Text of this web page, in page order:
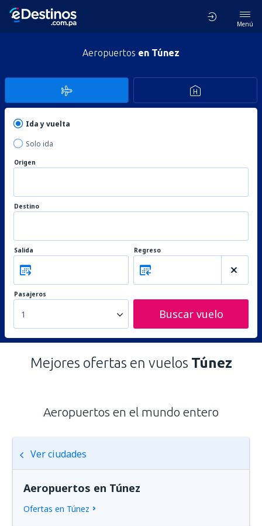
Menú
Aeropuertos en Túnez
Ida y vuelta
Solo ida
Origen
Destino
Salida Regreso
Pasajeros
1 Buscar vuelo
Mejores ofertas en vuelos Túnez
Aeropuertos en el mundo entero
Ver ciudades
Aeropuertos en Túnez
Ofertas en Túnez